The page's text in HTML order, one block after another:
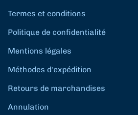
Termes et conditions
Politique de confidentialité
Mentions légales
Méthodes d'expédition
Retours de marchandises
Annulation